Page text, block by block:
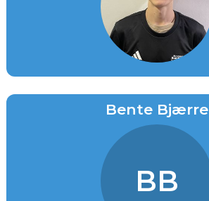
Bente Bjærre
BB